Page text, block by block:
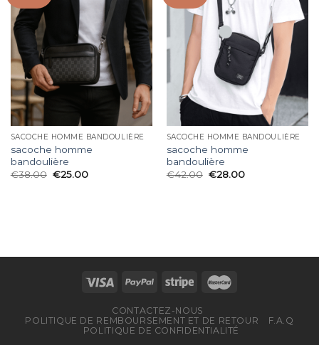
SACOCHE HOMME BANDOULIÈRE
sacoche homme
bandoulière
€38.00 €25.00
SACOCHE HOMME BANDOULIÈRE
sacoche homme
bandoulière
€42.00 €28.00
CONTACTEZ-NOUS
POLITIQUE DE REMBOURSEMENT ET DE RETOUR
F.A.Q
POLITIQUE DE CONFIDENTIALITÉ